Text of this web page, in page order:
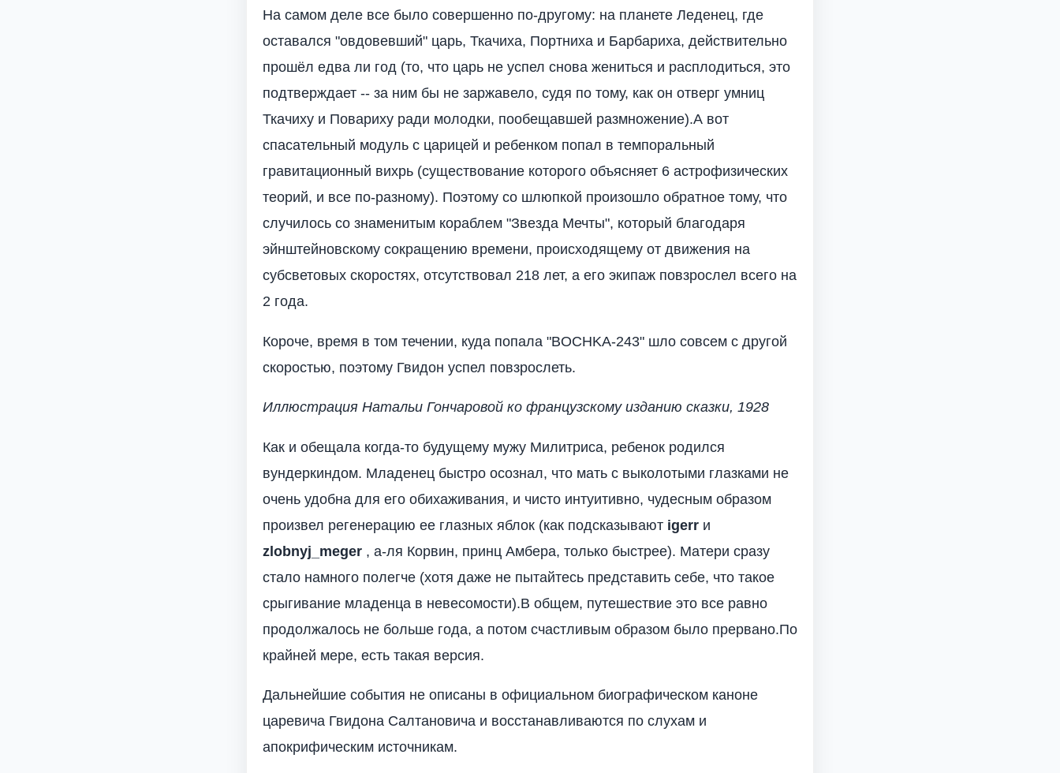
На самом деле все было совершенно по-другому: на планете Леденец, где
оставался "овдовевший" царь, Ткачиха, Портниха и Барбариха, действительно
прошёл едва ли год (то, что царь не успел снова жениться и расплодиться, это
подтверждает -- за ним бы не заржавело, судя по тому, как он отверг умниц
Ткачиху и Повариху ради молодки, пообещавшей размножение).А вот
спасательный модуль с царицей и ребенком попал в темпоральный
гравитационный вихрь (существование которого объясняет 6 астрофизических
теорий, и все по-разному). Поэтому со шлюпкой произошло обратное тому, что
случилось со знаменитым кораблем "Звезда Мечты", который благодаря
эйнштейновскому сокращению времени, происходящему от движения на
субсветовых скоростях, отсутствовал 218 лет, а его экипаж повзрослел всего на
2 года.
Короче, время в том течении, куда попала "BOCHKA-243" шло совсем с другой
скоростью, поэтому Гвидон успел повзрослеть.
Иллюстрация Натальи Гончаровой ко французскому изданию сказки, 1928
Как и обещала когда-то будущему мужу Милитриса, ребенок родился
вундеркиндом. Младенец быстро осознал, что мать с выколотыми глазками не
очень удобна для его обихаживания, и чисто интуитивно, чудесным образом
произвел регенерацию ее глазных яблок (как подсказывают igerr и
zlobnyj_meger , а-ля Корвин, принц Амбера, только быстрее). Матери сразу
стало намного полегче (хотя даже не пытайтесь представить себе, что такое
срыгивание младенца в невесомости).В общем, путешествие это все равно
продолжалось не больше года, а потом счастливым образом было прервано.По
крайней мере, есть такая версия.
Дальнейшие события не описаны в официальном биографическом каноне
царевича Гвидона Салтановича и восстанавливаются по слухам и
апокрифическим источникам.